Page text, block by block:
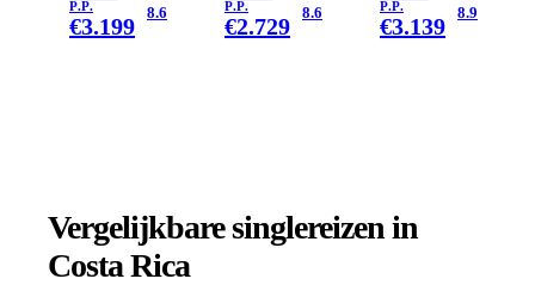
P.P.
€3.199 8.6
P.P.
€2.729 8.6
P.P.
€3.139 8.9
Vergelijkbare singlereizen in
Costa Rica